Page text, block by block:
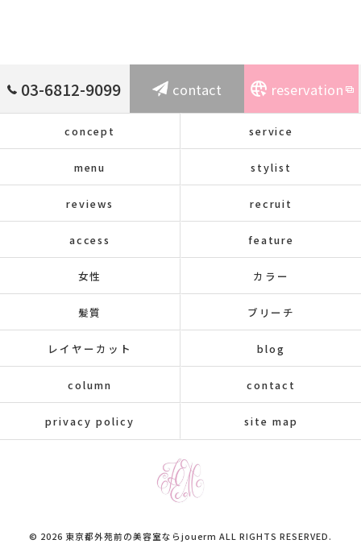
03-6812-9099 contact reservation
concept service
menu stylist
reviews recruit
access feature
女性 カラー
髪質 ブリーチ
レイヤーカット blog
column contact
privacy policy site map
© 2026 東京都外苑前の美容室ならjouerm ALL RIGHTS RESERVED.